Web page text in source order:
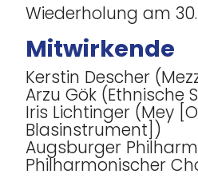
Wiederholung am
Mitwirkende
Kerstin Descher
Arzu Gök (Ethnische
Iris Lichtinger (Mey
Blasinstrument])
Augsburger
Philharmonischer